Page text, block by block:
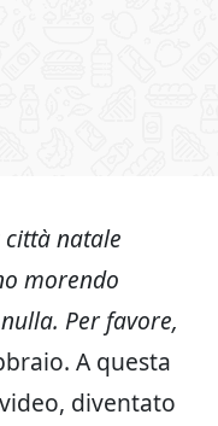
natale
morendo
Per favore,
A questa
diventato